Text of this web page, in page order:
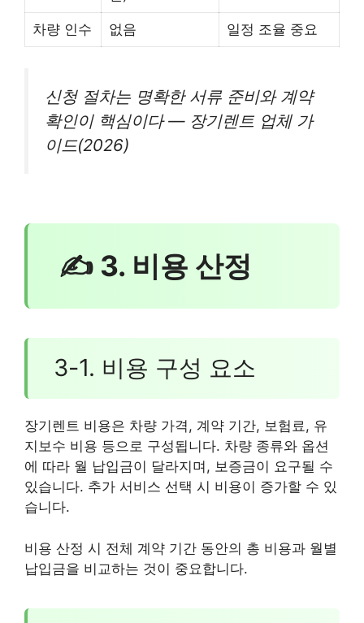
차량 인수 없음 일정 조율 중요
신청 절차는 명확한 서류 준비와 계약
확인이 핵심이다 — 장기렌트 업체 가
이드(2026)
✍ 3. 비용 산정
3-1. 비용 구성 요소
장기렌트 비용은 차량 가격, 계약 기간, 보험료, 유
지보수 비용 등으로 구성됩니다. 차량 종류와 옵션
에 따라 월 납입금이 달라지며, 보증금이 요구될 수
있습니다. 추가 서비스 선택 시 비용이 증가할 수 있
습니다.
비용 산정 시 전체 계약 기간 동안의 총 비용과 월별
납입금을 비교하는 것이 중요합니다.